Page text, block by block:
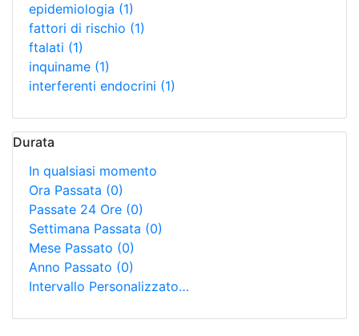
epidemiologia (1)
fattori di rischio (1)
ftalati (1)
inquiname (1)
interferenti endocrini (1)
Durata
In qualsiasi momento
Ora Passata (0)
Passate 24 Ore (0)
Settimana Passata (0)
Mese Passato (0)
Anno Passato (0)
Intervallo Personalizzato…